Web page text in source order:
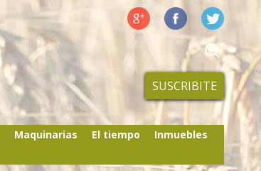
SUSCRIBITE
Maquinarias El tiempo
Inmuebles